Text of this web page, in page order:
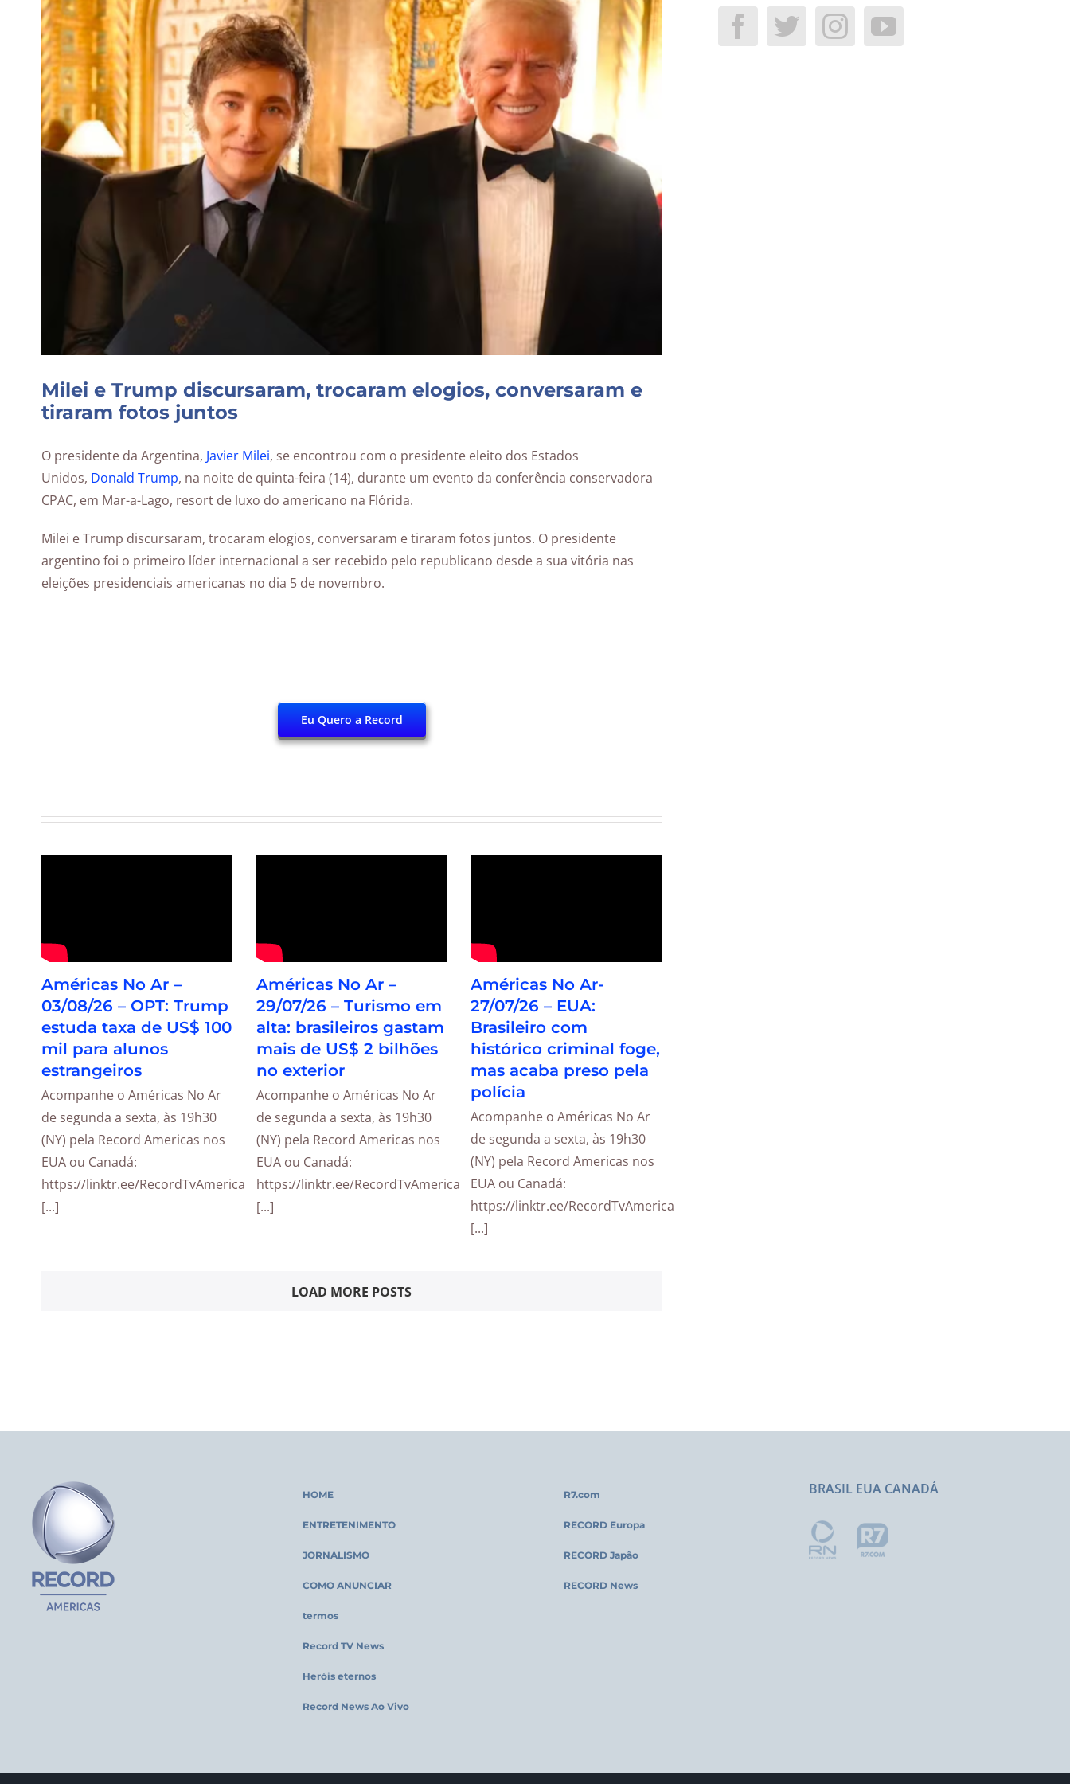
Milei e Trump discursaram, trocaram elogios, conversaram e
tiraram fotos juntos
O presidente da Argentina, Javier Milei, se encontrou com o presidente eleito dos Estados
Unidos, Donald Trump, na noite de quinta-feira (14), durante um evento da conferência conservadora
CPAC, em Mar-a-Lago, resort de luxo do americano na Flórida.
Milei e Trump discursaram, trocaram elogios, conversaram e tiraram fotos juntos. O presidente
argentino foi o primeiro líder internacional a ser recebido pelo republicano desde a sua vitória nas
eleições presidenciais americanas no dia 5 de novembro.
Eu Quero a Record
Américas No Ar –
03/08/26 – OPT: Trump
estuda taxa de US$ 100
mil para alunos
estrangeiros
Acompanhe o Américas No Ar
de segunda a sexta, às 19h30
(NY) pela Record Americas nos
EUA ou Canadá:
https://linktr.ee/RecordTvAmericas
[...]
Américas No Ar –
29/07/26 – Turismo em
alta: brasileiros gastam
mais de US$ 2 bilhões
no exterior
Acompanhe o Américas No Ar
de segunda a sexta, às 19h30
(NY) pela Record Americas nos
EUA ou Canadá:
https://linktr.ee/RecordTvAmericas
[...]
Américas No Ar-
27/07/26 – EUA:
Brasileiro com
histórico criminal foge,
mas acaba preso pela
polícia
Acompanhe o Américas No Ar
de segunda a sexta, às 19h30
(NY) pela Record Americas nos
EUA ou Canadá:
https://linktr.ee/RecordTvAmericas
[...]
LOAD MORE POSTS
HOME
ENTRETENIMENTO
JORNALISMO
COMO ANUNCIAR
termos
Record TV News
Heróis eternos
Record News Ao Vivo
R7.com
RECORD Europa
RECORD Japão
RECORD News
BRASIL EUA CANADÁ